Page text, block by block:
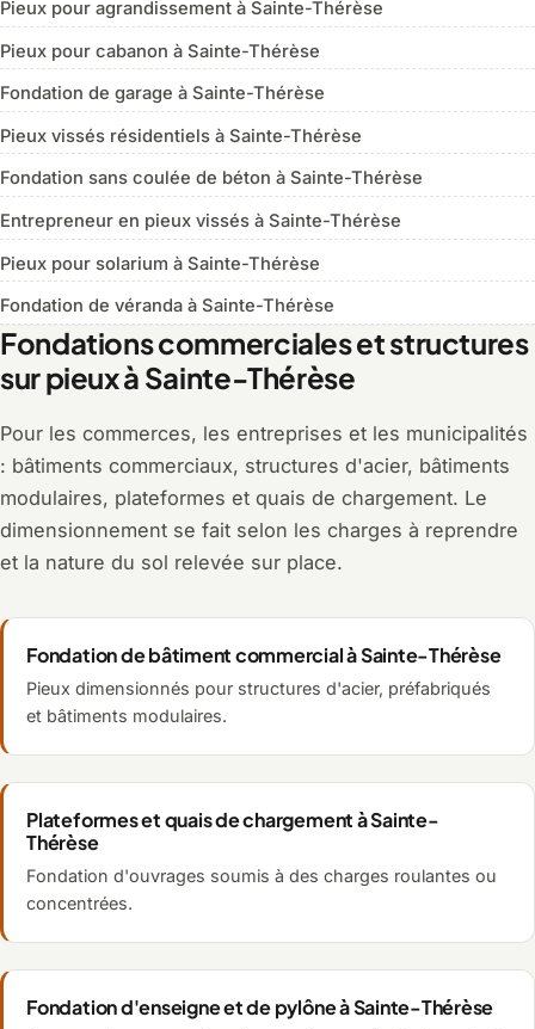
Pieux pour agrandissement à Sainte-Thérèse
Pieux pour cabanon à Sainte-Thérèse
Fondation de garage à Sainte-Thérèse
Pieux vissés résidentiels à Sainte-Thérèse
Fondation sans coulée de béton à Sainte-Thérèse
Entrepreneur en pieux vissés à Sainte-Thérèse
Pieux pour solarium à Sainte-Thérèse
Fondation de véranda à Sainte-Thérèse
Fondations commerciales et structures
sur pieux à Sainte-Thérèse
Pour les commerces, les entreprises et les municipalités
: bâtiments commerciaux, structures d'acier, bâtiments
modulaires, plateformes et quais de chargement. Le
dimensionnement se fait selon les charges à reprendre
et la nature du sol relevée sur place.
Fondation de bâtiment commercial à Sainte-Thérèse
Pieux dimensionnés pour structures d'acier, préfabriqués
et bâtiments modulaires.
Plateformes et quais de chargement à Sainte-
Thérèse
Fondation d'ouvrages soumis à des charges roulantes ou
concentrées.
Fondation d'enseigne et de pylône à Sainte-Thérèse